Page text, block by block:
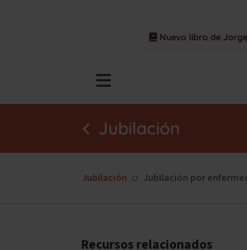
Nuevo libro de
Jubilación
Jubilación Jubilación por
Recursos relacionados